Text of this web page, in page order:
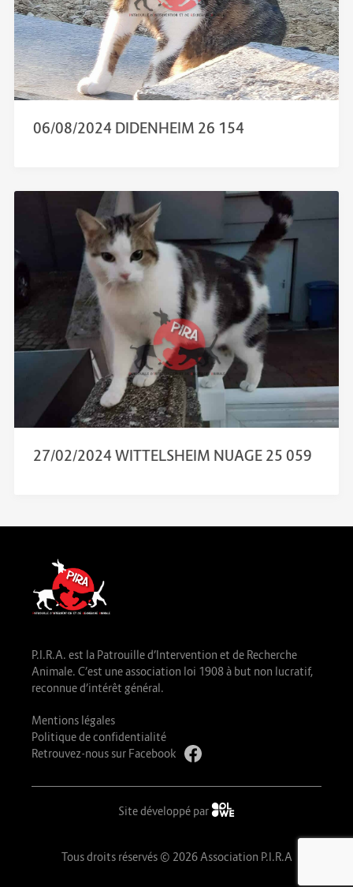
06/08/2024 DIDENHEIM 26 154
27/02/2024 WITTELSHEIM NUAGE 25 059
P.I.R.A. est la Patrouille d’Intervention et de Recherche
Animale. C’est une association loi 1908 à but non lucratif,
reconnue d’intérêt général.
Mentions légales
Politique de confidentialité
Retrouvez-nous sur Facebook
Site développé par
Tous droits réservés © 2026 Association P.I.R.A